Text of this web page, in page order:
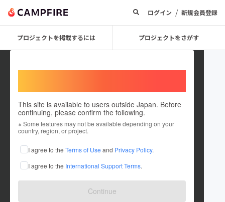
ログイン / 新規会員登録
プロジェクトを掲載するには プロジェクトをさがす
This site is available to users outside Japan. Before
continuing, please confirm the following.
※ Some features may not be available depending on your
country, region, or project.
I agree to the Terms of Use and Privacy Policy.
I agree to the International Support Terms.
Continue
gifucola
これまでに20回支援して3件のプロジェクトを投稿しています
在住国：日本 現在地：岐阜県
出身国：日本 出身地：岐阜県